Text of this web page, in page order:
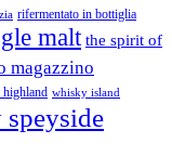
rifermentato in bottiglia
malt the spirit of
magazzino
whisky island